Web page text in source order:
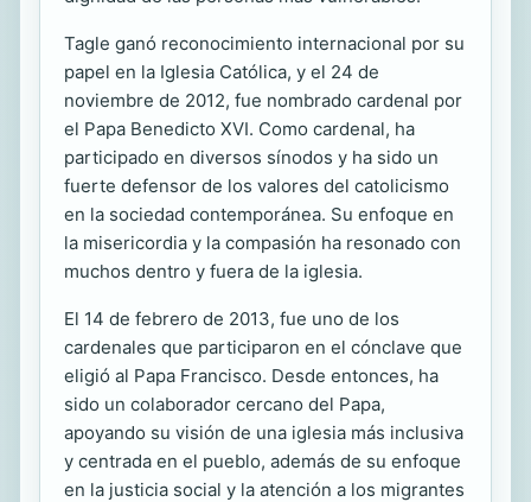
Tagle ganó reconocimiento internacional por su
papel en la Iglesia Católica, y el 24 de
noviembre de 2012, fue nombrado cardenal por
el Papa Benedicto XVI. Como cardenal, ha
participado en diversos sínodos y ha sido un
fuerte defensor de los valores del catolicismo
en la sociedad contemporánea. Su enfoque en
la misericordia y la compasión ha resonado con
muchos dentro y fuera de la iglesia.
El 14 de febrero de 2013, fue uno de los
cardenales que participaron en el cónclave que
eligió al Papa Francisco. Desde entonces, ha
sido un colaborador cercano del Papa,
apoyando su visión de una iglesia más inclusiva
y centrada en el pueblo, además de su enfoque
en la justicia social y la atención a los migrantes